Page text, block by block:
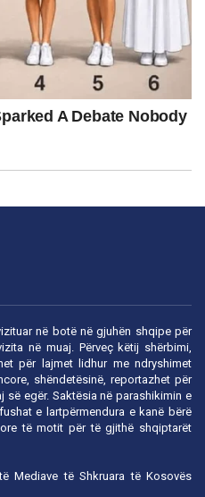
në botë në gjuhën shqipe për
në muaj. Përveç këtij shërbimi,
për lajmet lidhur me ndryshimet
shëndetësinë, reportazhet për
egër. Saktësia në parashikimin e
e lartpërmendura e kanë bërë
të motit për të gjithë shqiptarët
Mediave të Shkruara të Kosovës